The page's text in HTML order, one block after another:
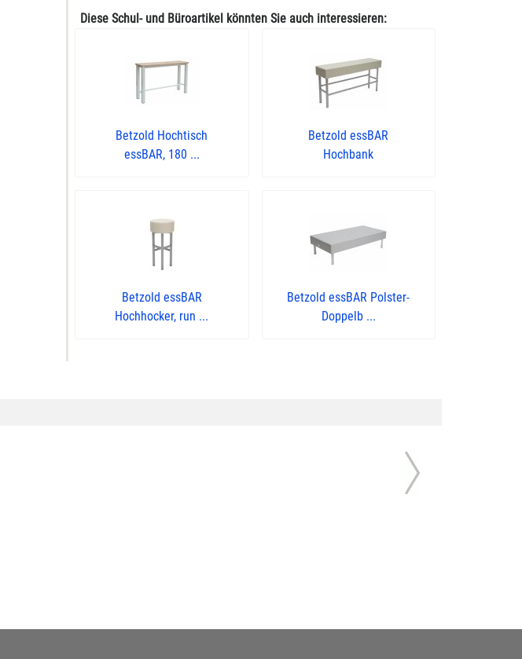
Diese Schul- und Büroartikel könnten Sie auch interessieren:
Betzold Hochtisch
essBAR, 180 ...
Betzold essBAR
Hochbank
Betzold essBAR
Hochhocker, run ...
Betzold essBAR Polster-
Doppelb ...